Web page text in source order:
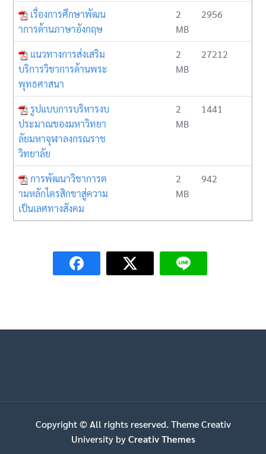
เรื่องการศึกษาพัฒน
าการด้านภาษาอังกฤษ
2
MB
2956
แนวทางการส่งเสริม
บริการวิชาการด้านพระ
พุทธศาสนา
2
MB
27212
รูปแบบการบริหารงบ
ประมาณของมหาวิทยา
ลัยมหาจุฬาลงกรณราช
วิทยาลัย
2
MB
1441
การพัฒนาวิชาการต
ามหลักไตรสิกขาสู่ความ
เป็นเลศทางสังคม
2
MB
942
Copyright © All rights reserved. Theme Creativ
University byCreativ Themes